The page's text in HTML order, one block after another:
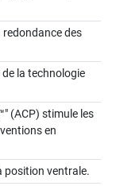
des
la technologie
(ACP) stimule les
en
position ventrale.